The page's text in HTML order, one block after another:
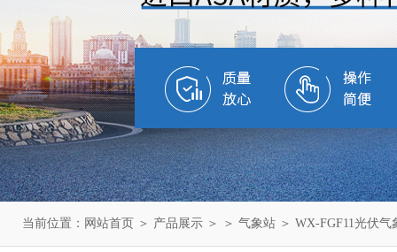
当前位置： 网站首页 ＞ 产品展示 ＞ ＞ 气象站 ＞ WX-FGF11光伏气